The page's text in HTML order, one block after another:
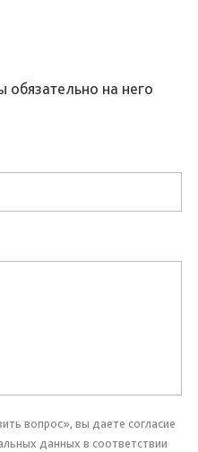
на него
вопрос», вы даете согласие
данных в соответствии